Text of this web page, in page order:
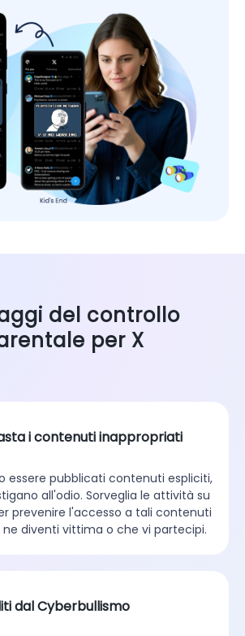
del controllo
per X
i contenuti inappropriati
essere pubblicati contenuti espliciti,
all'odio. Sorveglia le attività su
prevenire l'accesso a tali contenuti
diventi vittima o che vi partecipi.
dal Cyberbullismo